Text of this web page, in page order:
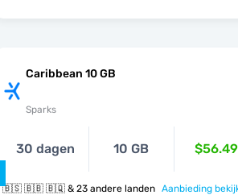
Caribbean 10 GB
Sparks
30 dagen 10 GB $56.49
🇧🇸 🇧🇧 🇧🇶 & 23 andere landen Aanbieding